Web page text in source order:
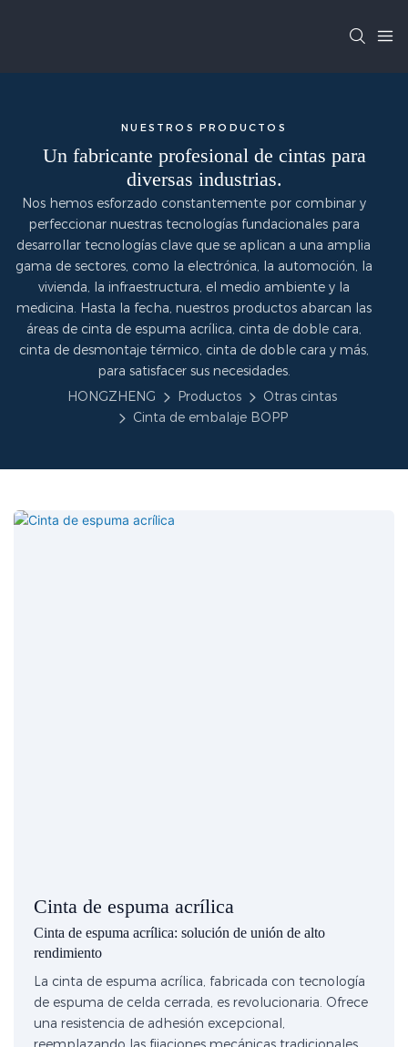
NUESTROS PRODUCTOS
Un fabricante profesional de cintas para
diversas industrias.
Nos hemos esforzado constantemente por combinar y
perfeccionar nuestras tecnologías fundacionales para
desarrollar tecnologías clave que se aplican a una amplia
gama de sectores, como la electrónica, la automoción, la
vivienda, la infraestructura, el medio ambiente y la
medicina. Hasta la fecha, nuestros productos abarcan las
áreas de cinta de espuma acrílica, cinta de doble cara,
cinta de desmontaje térmico, cinta de doble cara y más,
para satisfacer sus necesidades.
HONGZHENG
Productos
Otras cintas
Cinta de embalaje BOPP
Cinta de espuma acrílica
Cinta de espuma acrílica: solución de unión de alto
rendimiento
La cinta de espuma acrílica, fabricada con tecnología
de espuma de celda cerrada, es revolucionaria. Ofrece
una resistencia de adhesión excepcional,